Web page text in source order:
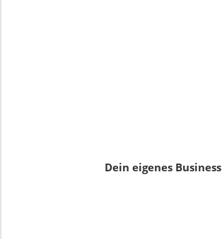
Dein eigenes Business